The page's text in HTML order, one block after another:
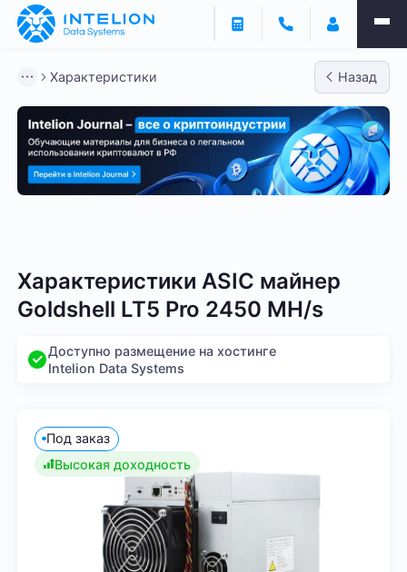
Характеристики Назад
Характеристики ASIC майнер
Goldshell LT5 Pro 2450 MH/s
Доступно размещение на хостинге
Intelion Data Systems
Под заказ
Высокая доходность